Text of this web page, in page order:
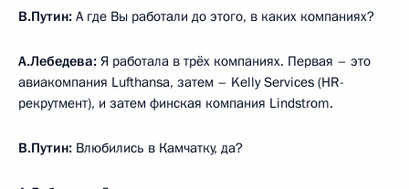
В.Путин: А где Вы работали до этого, в каких компаниях?
А.Лебедева: Я работала в трёх компаниях. Первая – это
авиакомпания Lufthansa, затем – Kelly Services (HR-
рекрутмент), и затем финская компания Lindstrom.
В.Путин: Влюбились в Камчатку, да?